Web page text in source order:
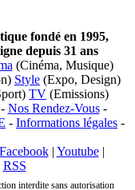
fondé en 1995,
depuis 31 ans
(Cinéma, Musique)
Style (Expo, Design)
TV (Emissions)
Nos Rendez-Vous-
- Informations légales -
Facebook| Youtube|
RSS
interdite sans autorisation